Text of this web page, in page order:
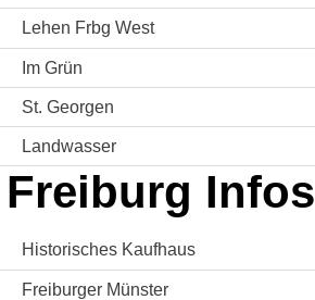
Lehen Frbg West
Im Grün
St. Georgen
Landwasser
Freiburg Infos
Historisches Kaufhaus
Freiburger Münster